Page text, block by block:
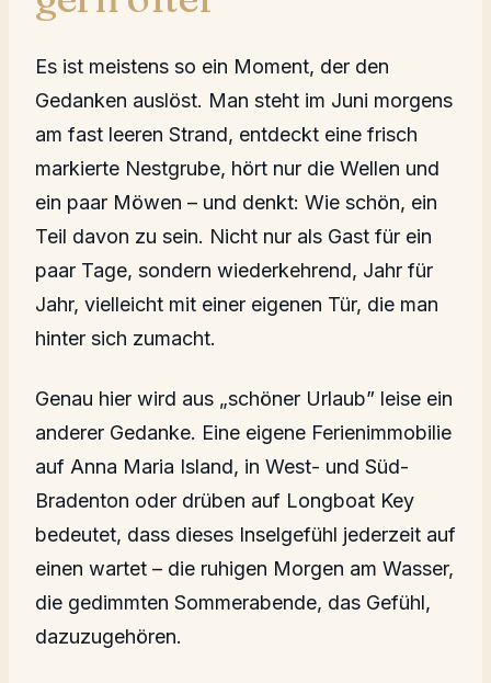
Es ist meistens so ein Moment, der den
Gedanken auslöst. Man steht im Juni morgens
am fast leeren Strand, entdeckt eine frisch
markierte Nestgrube, hört nur die Wellen und
ein paar Möwen – und denkt: Wie schön, ein
Teil davon zu sein. Nicht nur als Gast für ein
paar Tage, sondern wiederkehrend, Jahr für
Jahr, vielleicht mit einer eigenen Tür, die man
hinter sich zumacht.
Genau hier wird aus „schöner Urlaub” leise ein
anderer Gedanke. Eine eigene Ferienimmobilie
auf Anna Maria Island, in West- und Süd-
Bradenton oder drüben auf Longboat Key
bedeutet, dass dieses Inselgefühl jederzeit auf
einen wartet – die ruhigen Morgen am Wasser,
die gedimmten Sommerabende, das Gefühl,
dazuzugehören.